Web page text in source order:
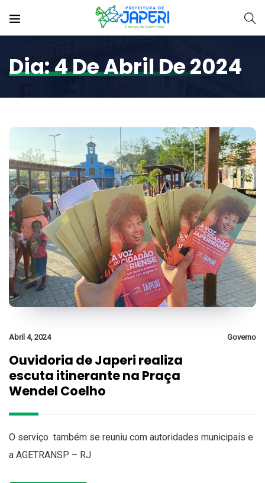
Dia:4 De Abril De 2024
Abril 4, 2024 Governo
Ouvidoria de Japeri realiza
escuta itinerante na Praça
Wendel Coelho
O serviço também se reuniu com autoridades municipais e
a AGETRANSP – RJ